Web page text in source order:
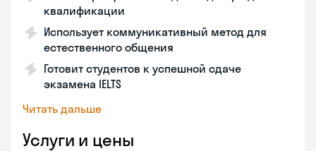
квалификации
Использует коммуникативный метод для
естественного общения
Готовит студентов к успешной сдаче
экзамена IELTS
Читать дальше
Услуги и цены